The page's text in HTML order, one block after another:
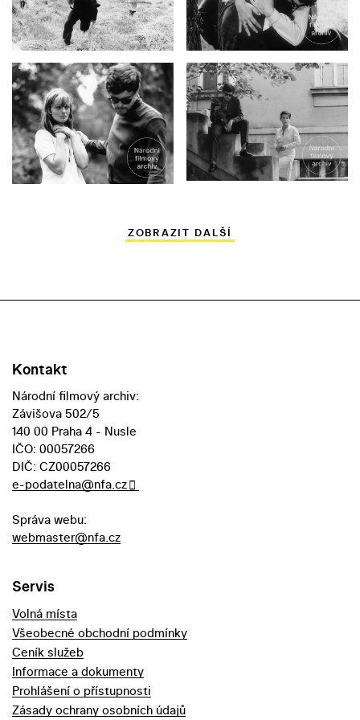
ZOBRAZIT DALŠÍ
Kontakt
Národní filmový archiv:
Závišova 502/5
140 00 Praha 4 - Nusle
IČO: 00057266
DIČ: CZ00057266
e-podatelna@nfa.cz
Správa webu:
webmaster@nfa.cz
Servis
Volná místa
Všeobecné obchodní podmínky
Ceník služeb
Informace a dokumenty
Prohlášení o přístupnosti
Zásady ochrany osobních údajů